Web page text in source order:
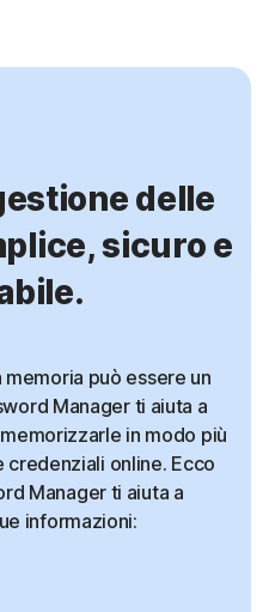
delle
sicuro e
può essere un
Manager ti aiuta a
in modo più
online. Ecco
Manager ti aiuta a
informazioni: